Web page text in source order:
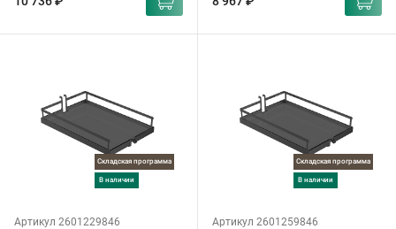
Складская программа
в наличии
Артикул 2601229846
Складская программа
в наличии
Артикул 2601259846